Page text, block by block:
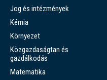
Jog és intézmények
Kémia
Környezet
Közgazdaságtan és
gazdálkodás
Matematika